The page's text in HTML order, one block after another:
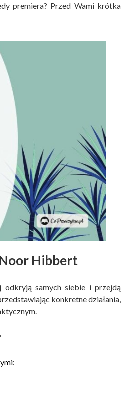
premiera? Przed Wami krótka
Hibbert
samych siebie i przejdą
konkretne działania,